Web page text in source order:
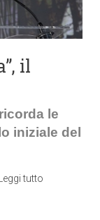
il
le
iniziale del
Leggi tutto